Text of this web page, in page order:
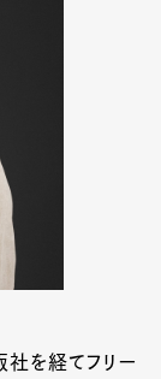
を経てフリー